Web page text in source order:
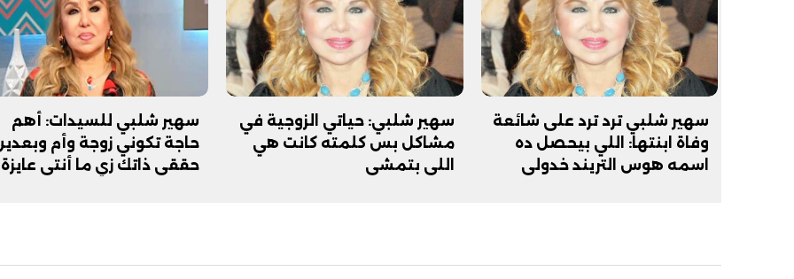
سهير شلبي ترد ترد على شائعة
وفاة ابنتها: اللي بيحصل ده
اسمه هوس التريند خدولي
سهير شلبي: حياتي الزوجية في
مشاكل بس كلمته كانت هي
اللي بتمشي
سهير شلبي للسيدات: أهم
حاجة تكوني زوجة وأم
حققي ذاتك زي ما أنتي عايزة
فيديو
مليون جنيه
تصدره التريند| فيديو